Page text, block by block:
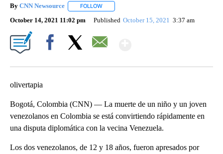
By CNN Newsource FOLLOW
October 14, 2021 11:02 pm Published October 15, 2021 3:37 am
olivertapia
Bogotá, Colombia (CNN) — La muerte de un niño y un joven
venezolanos en Colombia se está convirtiendo rápidamente en
una disputa diplomática con la vecina Venezuela.
Los dos venezolanos, de 12 y 18 años, fueron apresados por